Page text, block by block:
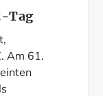
Tag
Am 61.